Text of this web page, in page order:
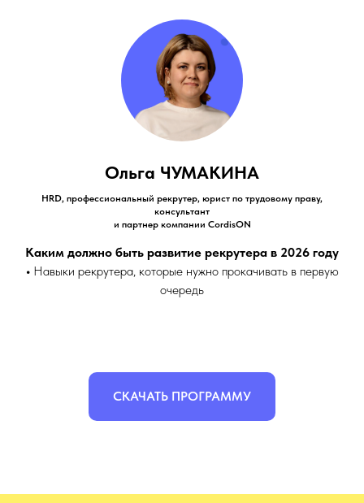
Ольга ЧУМАКИНА
HRD, профессиональный рекрутер, юрист по трудовому праву,
консультант
и партнер компании CordisON
Каким должно быть развитие рекрутера в 2026 году
• Навыки рекрутера, которые нужно прокачивать в первую
очередь
СКАЧАТЬ ПРОГРАММУ